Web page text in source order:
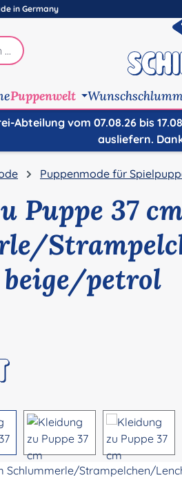
in Germany
Puppenwelt
Abteilung vom 07.08.26 bis
ausliefern.
Puppenmode für
Puppe 37
petrol